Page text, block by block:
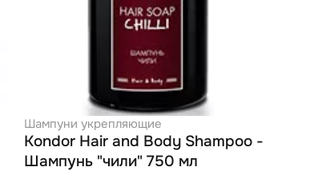
Шампуни укрепляющие
Kondor Hair and Body Shampoo -
Шампунь "чили" 750 мл